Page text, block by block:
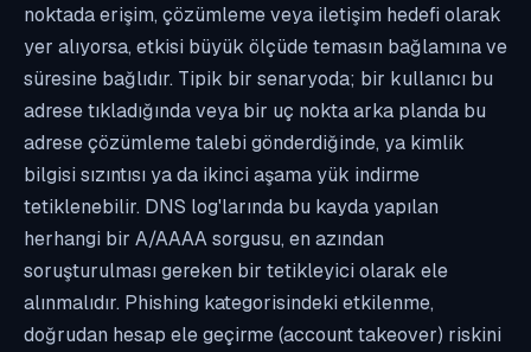
noktada erişim, çözümleme veya iletişim hedefi olarak
yer alıyorsa, etkisi büyük ölçüde temasın bağlamına ve
süresine bağlıdır. Tipik bir senaryoda; bir kullanıcı bu
adrese tıkladığında veya bir uç nokta arka planda bu
adrese çözümleme talebi gönderdiğinde, ya kimlik
bilgisi sızıntısı ya da ikinci aşama yük indirme
tetiklenebilir. DNS log'larında bu kayda yapılan
herhangi bir A/AAAA sorgusu, en azından
soruşturulması gereken bir tetikleyici olarak ele
alınmalıdır. Phishing kategorisindeki etkilenme,
doğrudan hesap ele geçirme (account takeover) riskini